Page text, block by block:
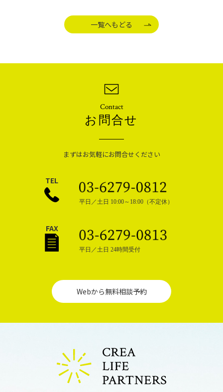
一覧へもどる
Contact
お問合せ
まずはお気軽にお問合せください
TEL
平日／土日 10:00～18:00（不定休）
FAX
平日／土日 24時間受付
Webから無料相談予約